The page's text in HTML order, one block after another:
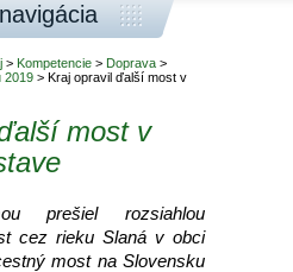
> Kompetencie > Doprava >
2019 > Kraj opravil ďalší most v
most v
prešiel rozsiahlou
cez rieku Slaná v obci
most na Slovensku